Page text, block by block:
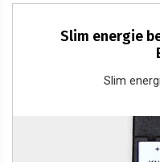
Slim energie
Slim